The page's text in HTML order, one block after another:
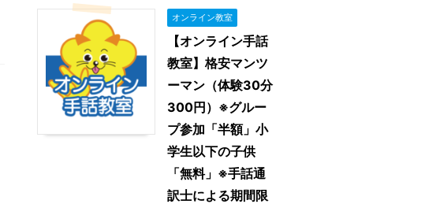
オンライン教室
【オンライン手話
教室】格安マンツ
ーマン（体験30分
300円）※グルー
プ参加「半額」小
学生以下の子供
「無料」※手話通
訳士による期間限